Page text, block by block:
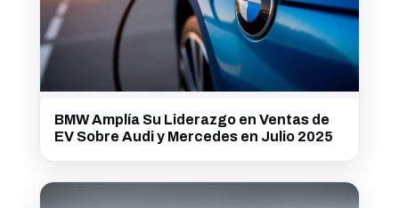
BMW Amplía Su Liderazgo en Ventas de
EV Sobre Audi y Mercedes en Julio 2025